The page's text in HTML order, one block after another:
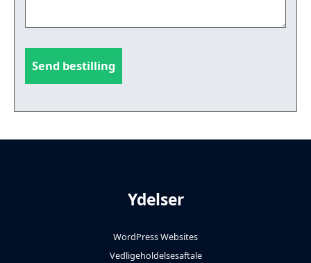
Ydelser
WordPress Websites
Vedligeholdelsesaftale